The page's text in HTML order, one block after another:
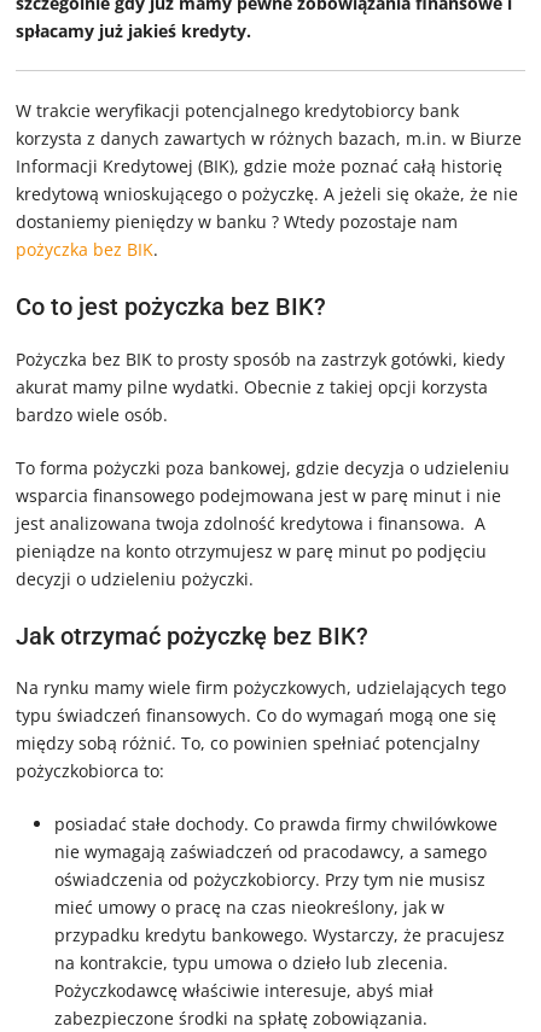
spłacamy już jakieś kredyty.
W trakcie weryfikacji potencjalnego kredytobiorcy bank
korzysta z danych zawartych w różnych bazach, m.in. w Biurze
Informacji Kredytowej (BIK), gdzie może poznać całą historię
kredytową wnioskującego o pożyczkę. A jeżeli się okaże, że nie
dostaniemy pieniędzy w banku ? Wtedy pozostaje nam
pożyczka bez BIK.
Co to jest pożyczka bez BIK?
Pożyczka bez BIK to prosty sposób na zastrzyk gotówki, kiedy
akurat mamy pilne wydatki. Obecnie z takiej opcji korzysta
bardzo wiele osób.
To forma pożyczki poza bankowej, gdzie decyzja o udzieleniu
wsparcia finansowego podejmowana jest w parę minut i nie
jest analizowana twoja zdolność kredytowa i finansowa. A
pieniądze na konto otrzymujesz w parę minut po podjęciu
decyzji o udzieleniu pożyczki.
Jak otrzymać pożyczkę bez BIK?
Na rynku mamy wiele firm pożyczkowych, udzielających tego
typu świadczeń finansowych. Co do wymagań mogą one się
między sobą różnić. To, co powinien spełniać potencjalny
pożyczkobiorca to:
posiadać stałe dochody. Co prawda firmy chwilówkowe
nie wymagają zaświadczeń od pracodawcy, a samego
oświadczenia od pożyczkobiorcy. Przy tym nie musisz
mieć umowy o pracę na czas nieokreślony, jak w
przypadku kredytu bankowego. Wystarczy, że pracujesz
na kontrakcie, typu umowa o dzieło lub zlecenia.
Pożyczkodawcę właściwie interesuje, abyś miał
zabezpieczone środki na spłatę zobowiązania.